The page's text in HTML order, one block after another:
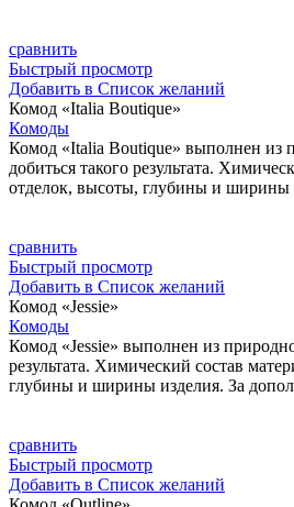
сравнить
Быстрый просмотр
Добавить в Список желаний
Комод «Italia Boutique»
Комоды
Комод «Italia Boutique» выполнен из
добиться такого результата.
отделок, высоты, глубины и ширины
сравнить
Быстрый просмотр
Добавить в Список желаний
Комод «Jessie»
Комоды
Комод «Jessie» выполнен из
результата. Химический состав
глубины и ширины изделия. За
сравнить
Быстрый просмотр
Добавить в Список желаний